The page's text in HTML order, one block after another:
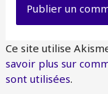
Ce site utilise
savoir plus sur
sont utilisées.